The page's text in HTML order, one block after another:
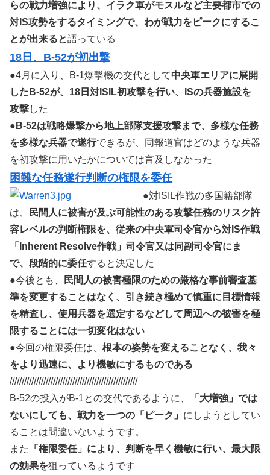
らの戦力増強により、イラク軍がモスルなど主要都市での
対IS攻勢をするタイミングで、わが戦力をピークにするこ
とが出来ると語っている
18日、B-52が初出撃
●4月に入り、B-1爆撃機の交代として中央軍エリアに展開
したB-52が、18日対ISIL初攻撃を行い、ISの兵器施設を
攻撃した
● B-52は戦略爆撃から地上部隊支援攻撃まで、多様な任務
を多様な兵器で遂行できるが、同報道官はどのような兵器
を初攻撃に用いたかについては言及しなかった
困難な任務遂行判断の権限を委任
●対ISIL作戦の多国籍部隊
は、
民間人に被害が及ぶ可能性のある攻撃任務のリスク許
容レベルの判断権限を、従来の中央軍司令官から対IS作戦
「Inherent Resolve作戦」司令官又は同副司令官にま
で、段階的に委任すると決定した
●今後とも、
民間人の被害極限のための厳格な事前審査基
準を変更することはなく、引き続き極めて慎重に目標情報
を精査し、使用兵器を選定するなどして周辺への被害を極
限することには一切変化はない
●今回の権限委任は、 根本の姿勢を変えることなく、我々
をより迅速に、より機敏にするものである
/////////////////////////////////////////////////////
B-52の投入がB-1との交代であるように、
「大増強」では
ないにしても、戦力を一つの「ピーク」 にしようとしてい
ることは間違いないようです。
また
「権限委任」により、判断を早く機敏に行い、最大限
の効果を狙っているようです